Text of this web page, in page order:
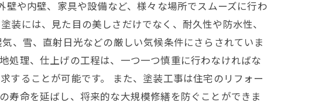
や内壁、家具や設備など、様々な場所でスムーズに行わ
には、見た目の美しさだけでなく、耐久性や防水性、
、雪、直射日光などの厳しい気候条件にさらされていま
処理、仕上げの工程は、一つ一つ慎重に行わなければな
することが可能です。 また、塗装工事は住宅のリフォー
寿命を延ばし、将来的な大規模修繕を防ぐことができま